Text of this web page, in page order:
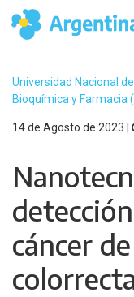
Universidad Nacional
Bioquímica y Farmacia
14 de Agosto de 2023 |
cáncer